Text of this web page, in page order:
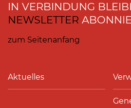
IN VERBINDUNG
NEWSLETTER
zum Seitenanfang
Aktuelles